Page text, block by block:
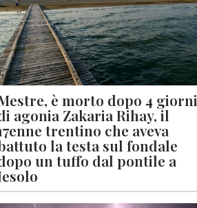
è morto dopo 4 giorni
agonia Zakaria Rihay, il
trentino che aveva
la testa sul fondale
un tuffo dal pontile a